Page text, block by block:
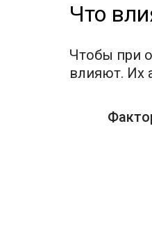
Что
Чтобы при
влияют. Их